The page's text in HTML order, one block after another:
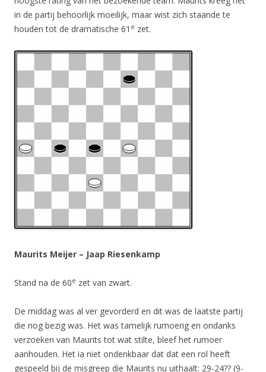
in de partij behoorlijk moeilijk, maar wist zich staande te
houden tot de dramatische 61 e zet.
Maurits Meijer – Jaap Riesenkamp
Stand na de 60e zet van zwart.
De middag was al ver gevorderd en dit was de laatste partij
die nog bezig was. Het was tamelijk rumoerig en ondanks
verzoeken van Maurits tot wat stilte, bleef het rumoer
aanhouden. Het ia niet ondenkbaar dat dat een rol heeft
gespeeld bij de misgreep die Maurits nu uithaalt: 29-24?? (9-